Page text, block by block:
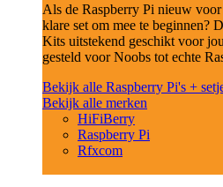
Als de Raspberry Pi nieuw
klare set om mee te beginnen?
Kits uitstekend geschikt voor
gesteld voor Noobs tot echte
Bekijk alle Raspberry Pi's +
Bekijk alle merken
HiFiBerry
Raspberry Pi
Rfxcom